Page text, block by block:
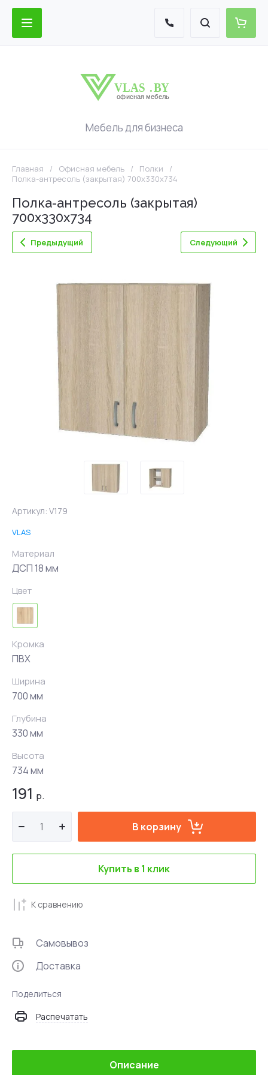
Мебель для бизнеса
Главная / Офисная мебель / Полки
/
Полка-антресоль (закрытая) 700x330x734
Полка-антресоль (закрытая)
700x330x734
Предыдущий Следующий
Артикул: V179
VLAS
Материал
ДСП 18 мм
Цвет
Кромка
ПВХ
Ширина
700 мм
Глубина
330 мм
Высота
734 мм
191 р.
В корзину
Купить в 1 клик
К сравнению
Самовывоз
Доставка
Поделиться
Распечатать
Описание